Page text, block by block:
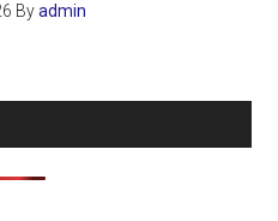
Byadmin